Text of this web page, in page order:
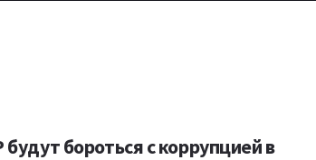
бороться с коррупцией в